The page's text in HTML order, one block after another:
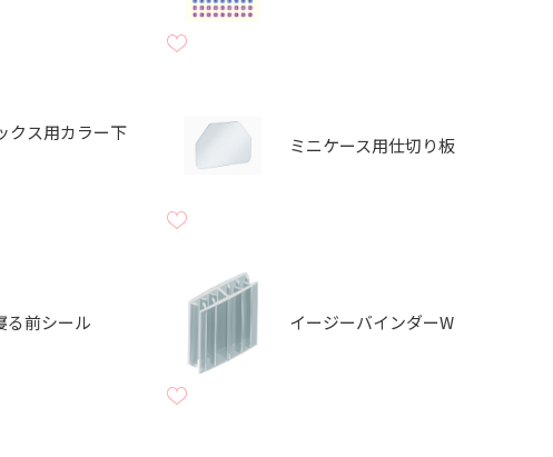
クス用カラー下
ミニケース用仕切り板
る前シール イージーバインダーW